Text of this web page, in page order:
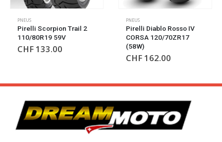
PNEUS
Pirelli Diablo Rosso IV
CORSA 120/70ZR17
(58W)
PNEUS
Pirelli Scorpion Rally
STR 170/60ZR17 72V
CHF168.00